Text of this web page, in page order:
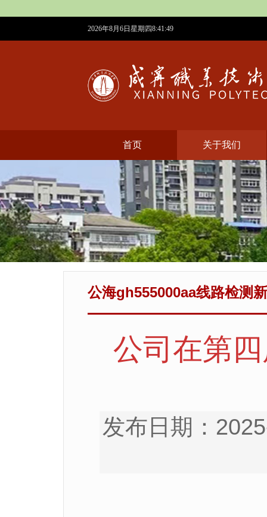
2026年8月6日星期四8:41:50
首页 ​关于我们
公海gh555000aa线路检测
公司在第
发布日期：